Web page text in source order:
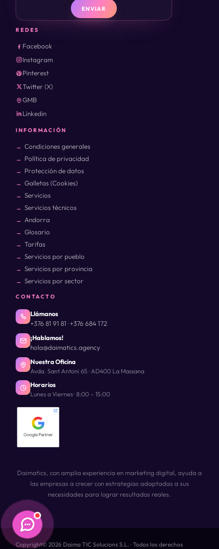
ENVIAR
REDES
Facebook
Instagram
Pinterest
Twitter (X)
GMB
Linkedin
INFORMACIÓN
Condiciones generales
Política de privacidad
Protección de datos
Galletas (Cookies)
Servicios
Servicios técnicos
Andorra
Glosario
Tarifas
Servicios por pueblo
Servicios por provincia
Servicios por sector
CONTACTO
Llámanos
+376 81 91 81 ·+376 684 172
¡Hablamos!
hola@daimatics.agency
Nuestra Oficina
Avda. Sant Antoni 65 · AD400 La Massana
Horarios
Lunes a Viernes · 8:00 – 15:00
Daimatics, con amplia experiencia en marketing digital, ayuda a
las empresas a crecer con estrategias adaptadas a sus
necesidades para lograr resultados reales.
Copyright© 2026 Daima TIC Solucions S.L. · Todos los derechos
Daimatics